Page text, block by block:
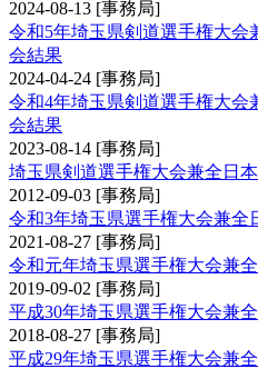
2024-08-13 [事務局]
令和5年埼玉県剣道選手権大会
会結果
2024-04-24 [事務局]
令和4年埼玉県剣道選手権大会
会結果
2023-08-14 [事務局]
埼玉県剣道選手権大会兼全日
2012-09-03 [事務局]
令和3年埼玉県選手権大会兼全
2021-08-27 [事務局]
令和元年埼玉県選手権大会兼
2019-09-02 [事務局]
平成30年埼玉県選手権大会兼
2018-08-27 [事務局]
平成29年埼玉県選手権大会兼